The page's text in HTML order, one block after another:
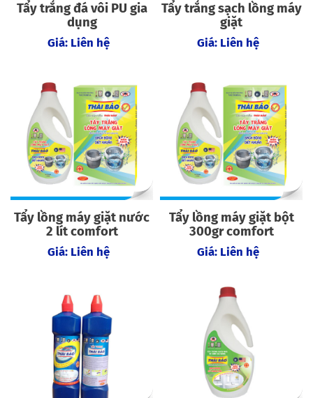
Tẩy trắng đá vôi PU gia
dụng
Giá: Liên hệ
Tẩy trắng sạch lồng máy
giặt
Giá: Liên hệ
Tẩy lồng máy giặt nước
2 lít comfort
Giá: Liên hệ
Tẩy lồng máy giặt bột
300gr comfort
Giá: Liên hệ